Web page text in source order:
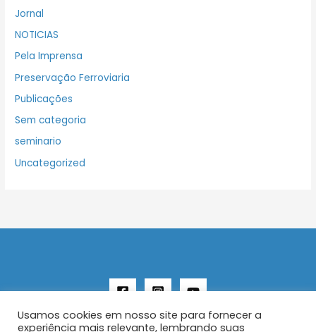
Jornal
NOTICIAS
Pela Imprensa
Preservação Ferroviaria
Publicações
Sem categoria
seminario
Uncategorized
Usamos cookies em nosso site para fornecer a
experiência mais relevante, lembrando suas